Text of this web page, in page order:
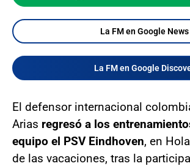
La FM en Google News
La FM en Google
El defensor internacional
Arias regresó a los
equipo el PSV Eindhoven, en
de las vacaciones, tras la